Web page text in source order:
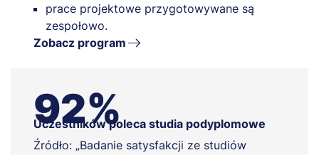
prace projektowe przygotowywane są
zespołowo.
Zobacz program
92%
Uczestników poleca studia podyplomowe
Źródło: „Badanie satysfakcji ze studiów